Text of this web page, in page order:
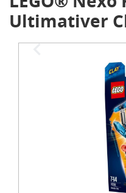
Ultimativer